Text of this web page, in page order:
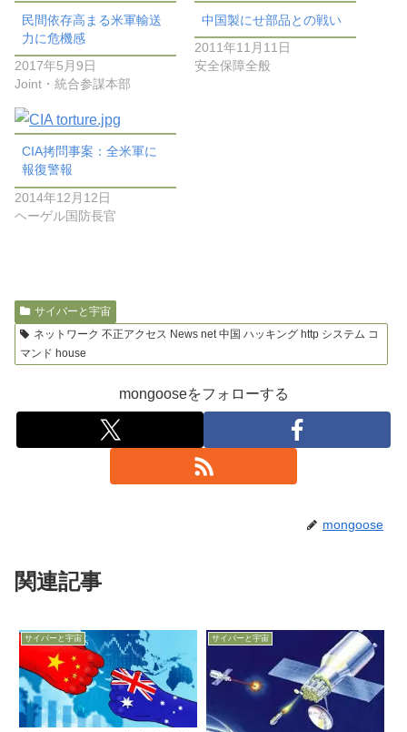
民間依存高まる米軍輸送
力に危機感
2017年5月9日
Joint・統合参謀本部
中国製にせ部品との戦い
2011年11月11日
安全保障全般
CIA拷問事案：全米軍に
報復警報
2014年12月12日
ヘーゲル国防長官
サイバーと宇宙
ネットワーク 不正アクセス News net 中国 ハッキング http システム コ
マンド house
mongooseをフォローする
mongoose
関連記事
サイバーと宇宙 サイバーと宇宙